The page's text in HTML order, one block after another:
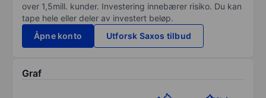
over 1,5mill. kunder. Investering innebærer risiko. Du kan
tape hele eller deler av investert beløp.
Åpne konto
Utforsk Saxos tilbud
Graf